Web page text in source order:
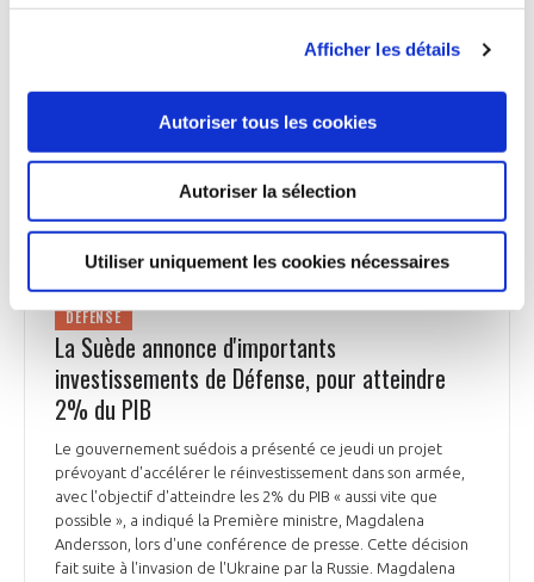
Afficher les détails
Autoriser tous les cookies
Autoriser la sélection
Utiliser uniquement les cookies nécessaires
véritable processus de désarmement de l'Europe », observe-
Conseil de l'Union européenne, défend l'idée que l'Europe
devons être interopérables, commander en commun, éviter
les duplications, se doter des capacités qu'on n'a pas ».
Les Echos du 11 mars
DÉFENSE
La Suède annonce d'importants
investissements de Défense, pour atteindre
2% du PIB
Le gouvernement suédois a présenté ce jeudi un projet
prévoyant d'accélérer le réinvestissement dans son armée,
avec l'objectif d'atteindre les 2% du PIB « aussi vite que
possible », a indiqué la Première ministre, Magdalena
Andersson, lors d'une conférence de presse. Cette décision
fait suite à l'invasion de l'Ukraine par la Russie. Magdalena